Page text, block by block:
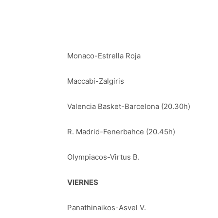
Monaco-Estrella Roja
Maccabi-Zalgiris
Valencia Basket-Barcelona (20.30h)
R. Madrid-Fenerbahce (20.45h)
Olympiacos-Virtus B.
VIERNES
Panathinaikos-Asvel V.